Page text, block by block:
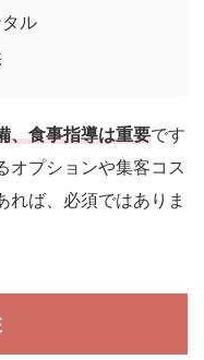
ル
、食事指導は重要です
オプションや集客コス
れば、必須ではありま